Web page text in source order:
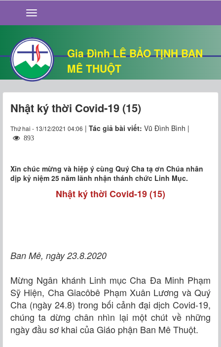
Gia Đình LÊ BẢO TỊNH BAN
MÊ THUỘT
GIỚI THIỆU
TIN TỨC
SỐNG ĐẠO
CHUYỆN NHÀ
QUÁN VĂN
THƯ GIÃN
Nhật ký thời Covid-19 (15)
Thứ hai - 13/12/2021 04:06 | Tác giả bài viết: Vũ Đình Bình |
893
Xin chúc mừng và hiệp ý cùng Quý Cha tạ ơn Chúa nhân
dịp kỷ niệm 25 năm lãnh nhận thánh chức Linh Mục.
Nhật ký thời Covid-19 (15)
Ban Mê, ngày 23.8.2020
Mừng Ngân khánh Linh mục Cha Đa Minh Phạm
Sỹ Hiện, Cha Giacôbê Phạm Xuân Lương và Quý
Cha (ngày 24.8) trong bối cảnh đại dịch Covid-19,
chúng ta dừng chân nhìn lại một chút về những
ngày đầu sơ khai của Giáo phận Ban Mê Thuột.